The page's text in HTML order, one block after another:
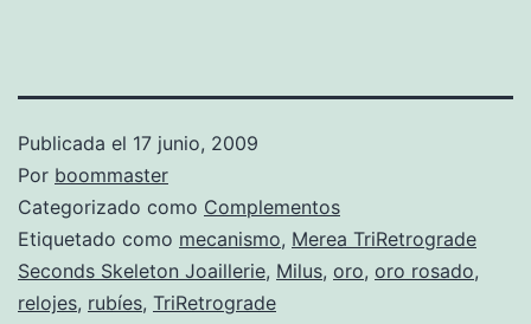
Publicada el 17 junio, 2009
Por boommaster
Categorizado como Complementos
Etiquetado como mecanismo, Merea TriRetrograde
Seconds Skeleton Joaillerie, Milus, oro, oro rosado,
relojes, rubíes, TriRetrograde